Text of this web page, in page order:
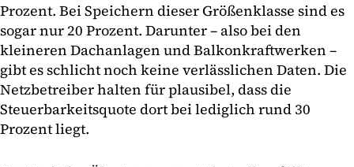
Prozent. Bei Speichern dieser Größenklasse sind es
sogar nur 20 Prozent. Darunter – also bei den
kleineren Dachanlagen und Balkonkraftwerken –
gibt es schlicht noch keine verlässlichen Daten. Die
Netzbetreiber halten für plausibel, dass die
Steuerbarkeitsquote dort bei lediglich rund 30
Prozent liegt.